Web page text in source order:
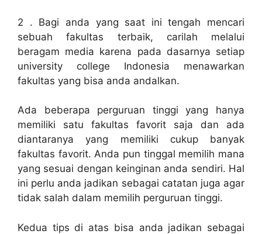
2 . Bagi anda yang saat ini tengah mencari
sebuah fakultas terbaik, carilah melalui
beragam media karena pada dasarnya setiap
university college Indonesia menawarkan
fakultas yang bisa anda andalkan.
Ada beberapa perguruan tinggi yang hanya
memiliki satu fakultas favorit saja dan ada
diantaranya yang memiliki cukup banyak
fakultas favorit. Anda pun tinggal memilih mana
yang sesuai dengan keinginan anda sendiri. Hal
ini perlu anda jadikan sebagai catatan juga agar
tidak salah dalam memilih perguruan tinggi.
Kedua tips di atas bisa anda jadikan sebagai